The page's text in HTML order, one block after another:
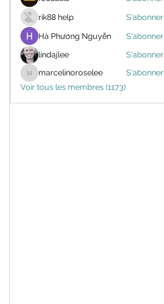
rik88 help
S'abonner
Hà Phương Nguyễn
S'abonner
lindajlee
S'abonner
marcelinoroselee
marcelinoroselee
S'abonner
Voir tous les membres (1173)